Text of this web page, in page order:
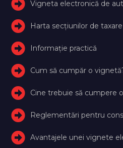
Vigneta electronică de
Harta secțiunilor de
Informație practică
Cum să cumpăr o
Cine trebuie să cumpere
Reglementări pentru
Avantajele unei vignete